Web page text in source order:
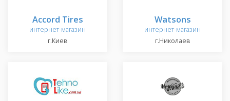
Accord Tires
интернет-магазин
г.Киев
Watsons
интернет-магазин
г.Николаев